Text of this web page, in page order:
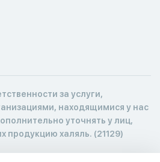
за услуги,
находящимися у нас
уточнять у лиц,
продукцию халяль. (21129)